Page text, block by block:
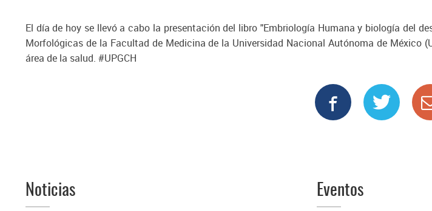
El día de hoy se llevó a cabo la presentación del libro "Embriología Humana y biología del
Morfológicas de la Facultad de Medicina de la Universidad Nacional Autónoma de México
área de la salud. #UPGCH
Noticias Eventos